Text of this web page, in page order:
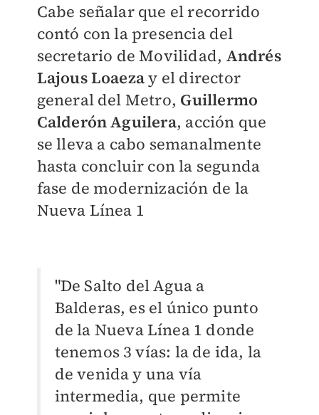
Cabe señalar que el recorrido
contó con la presencia del
secretario de Movilidad, Andrés
Lajous Loaezay el director
general del Metro, Guillermo
Calderón Aguilera, acción que
se lleva a cabo semanalmente
hasta concluir con la segunda
fase de modernización de la
Nueva Línea 1
"De Salto del Agua a
Balderas, es el único punto
de la Nueva Línea 1 donde
tenemos 3 vías: la de ida, la
de venida y una vía
intermedia, que permite